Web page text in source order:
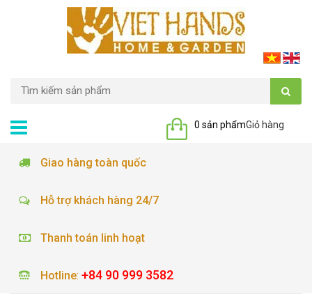
Giỏ hàng
0 sản phẩm
Giao hàng toàn quốc
Hỗ trợ khách hàng 24/7
Thanh toán linh hoạt
Hotline: +84 90 999 3582